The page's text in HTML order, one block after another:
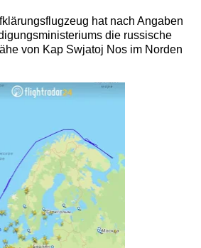
hat nach Angaben
die russische
von Kap Swjatoj Nos im Norden